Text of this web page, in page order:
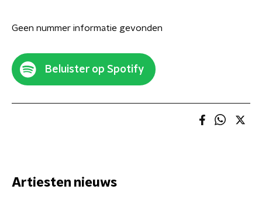
Geen nummer informatie gevonden
Beluister op Spotify
Artiesten nieuws